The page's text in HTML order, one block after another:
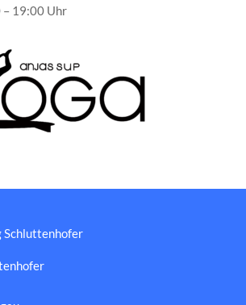
– 19:00 Uhr
Schluttenhofer